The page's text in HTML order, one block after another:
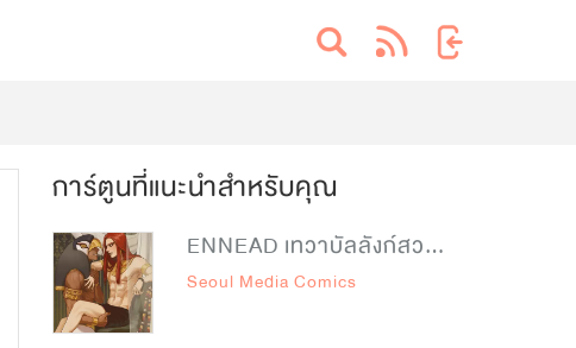
การ์ตูนที่แนะนำสำหรับคุณ
ENNEAD เทวาบัลลังก์สวาท
Seoul Media Comics